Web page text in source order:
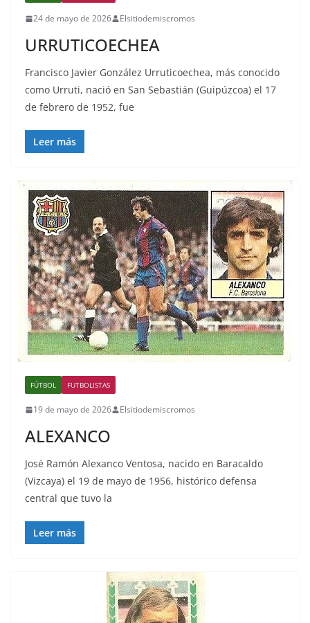
24 de mayo de 2026 Elsitiodemiscromos
URRUTICOECHEA
Francisco Javier González Urruticoechea, más conocido
como Urruti, nació en San Sebastián (Guipúzcoa) el 17
de febrero de 1952, fue
Leer más
FÚTBOL FUTBOLISTAS
19 de mayo de 2026 Elsitiodemiscromos
ALEXANCO
José Ramón Alexanco Ventosa, nacido en Baracaldo
(Vizcaya) el 19 de mayo de 1956, histórico defensa
central que tuvo la
Leer más